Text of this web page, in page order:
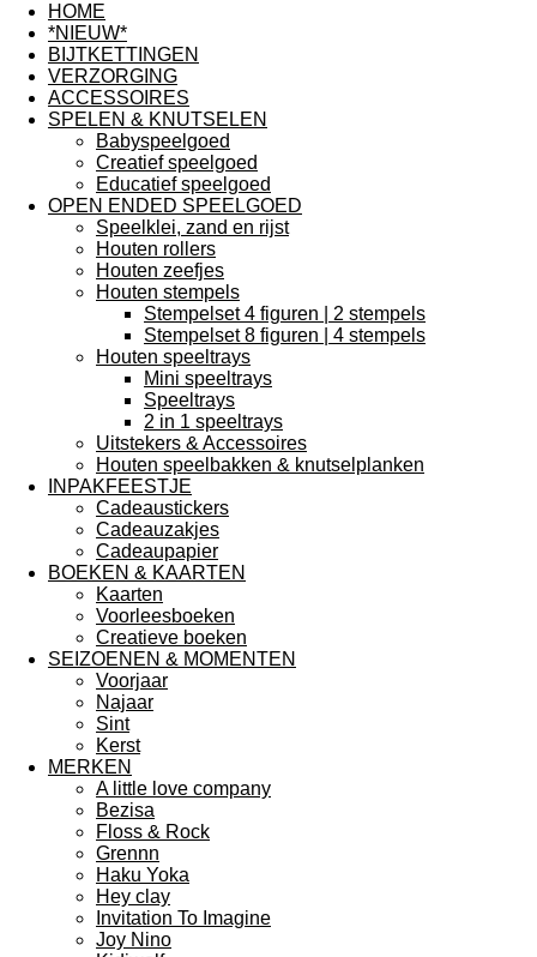
HOME
*NIEUW*
BIJTKETTINGEN
VERZORGING
ACCESSOIRES
SPELEN & KNUTSELEN
Babyspeelgoed
Creatief speelgoed
Educatief speelgoed
OPEN ENDED SPEELGOED
Speelklei, zand en rijst
Houten rollers
Houten zeefjes
Houten stempels
Stempelset 4 figuren | 2 stempels
Stempelset 8 figuren | 4 stempels
Houten speeltrays
Mini speeltrays
Speeltrays
2 in 1 speeltrays
Uitstekers & Accessoires
Houten speelbakken & knutselplanken
INPAKFEESTJE
Cadeaustickers
Cadeauzakjes
Cadeaupapier
BOEKEN & KAARTEN
Kaarten
Voorleesboeken
Creatieve boeken
SEIZOENEN & MOMENTEN
Voorjaar
Najaar
Sint
Kerst
MERKEN
A little love company
Bezisa
Floss & Rock
Grennn
Haku Yoka
Hey clay
Invitation To Imagine
Joy Nino